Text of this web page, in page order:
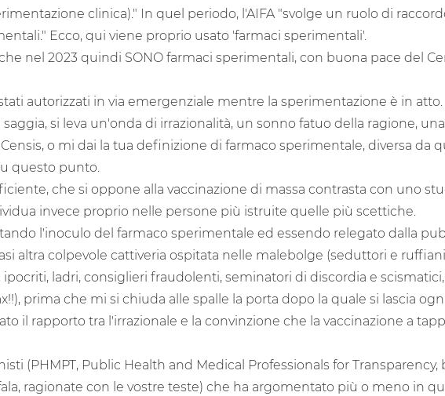
clinica)." In quel periodo, l'AIFA "svolge un ruolo di
Ecco, qui viene proprio usato 'farmaci sperimentali'.
nel 2023 quindi SONO farmaci sperimentali, con buona pace del
autorizzati in via emergenziale mentre la sperimentazione è in atto.
si leva un'onda di irrazionalità, un sonno fatuo della ragione,
o mi dai la tua definizione di farmaco sperimentale, diversa da
questo punto.
che si oppone alla vaccinazione di massa contrasta con uno
invece proprio nelle persone più istruite quelle più scettiche.
l'inoculo del farmaco sperimentale ed essendo relegato dalla
altra colpevole cattiveria ospitata nelle malebolge (seduttori e
ladri, consiglieri fraudolenti, seminatori di discordia e scismatici,
prima che mi si chiuda alle spalle la porta dopo la quale si lascia
il rapporto tra l'irrazionale e la convinzione che la vaccinazione a
(PHMPT, Public Health and Medical Professionals for Transparency,
ragionate con le vostre teste) che ha argomentato più o meno in